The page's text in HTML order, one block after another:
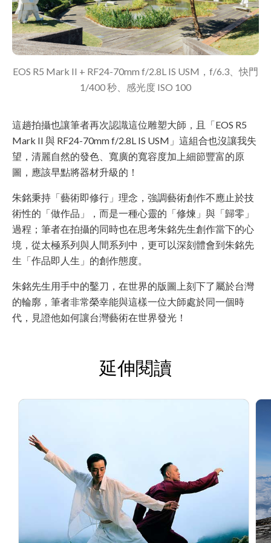
EOS R5 Mark II + RF24-70mm f/2.8L IS USM，f/6.3、快門
1/400 秒、感光度 ISO 100
這趟拍攝也讓筆者再次認識這位雕塑大師，且「EOS R5
Mark II 與 RF24-70mm f/2.8L IS USM」這組合也沒讓我失
望，清麗自然的發色、寬廣的寬容度加上細節豐富的原
圖，應該早點將器材升級的！
朱銘秉持「藝術即修行」理念，強調藝術創作不應止於技
術性的「做作品」，而是一種心靈的「修煉」與「歸零」
過程；筆者在拍攝的同時也在思考朱銘先生創作當下的心
境，從太極系列與人間系列中，更可以深刻體會到朱銘先
生「作品即人生」的創作態度。
朱銘先生用手中的鑿刀，在世界的版圖上刻下了屬於台灣
的輪廓，筆者非常榮幸能與這樣一位大師處於同一個時
代，見證他如何讓台灣藝術在世界發光！
延伸閱讀